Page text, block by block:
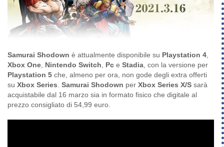
Samurai Shodown è attualmente disponibile su Playstation 4
Xbox One Nintendo Switch Pc e Stadia , con la versione per
Playstation 5 che, almeno per ora, non gode degli extra offerti
su Xbox Series Samurai Shodown per Xbox Series X/S sarà
acquistabile dal 16 marzo sia in formato fisico che digitale al
prezzo consigliato di 54,99 euro.